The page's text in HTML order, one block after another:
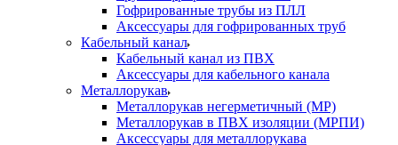
Гофрированные трубы из ПЛЛ
Аксессуары для гофрированных труб
Кабельный канал
Кабельный канал из ПВХ
Аксессуары для кабельного канала
Металлорукав
Металлорукав негерметичный (МР)
Металлорукав в ПВХ изоляции (МРПИ)
Аксессуары для металлорукава